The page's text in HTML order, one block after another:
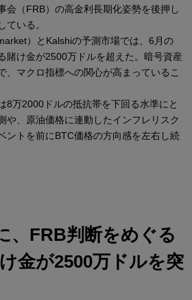
会（FRB）の高金利長期化姿勢を後押し
ている。
）とKalshiの予測市場では、6月の
賭け金が2500万ドルを超えた。暗号資産
、マクロ指標への関心が高まっているこ
8万2000ドルの抵抗帯を下回る水準にと
や、原油価格に連動したインフレリスク
ントを前にBTC価格の方向感を左右し続
、FRB判断をめぐる
金が2500万ドルを突